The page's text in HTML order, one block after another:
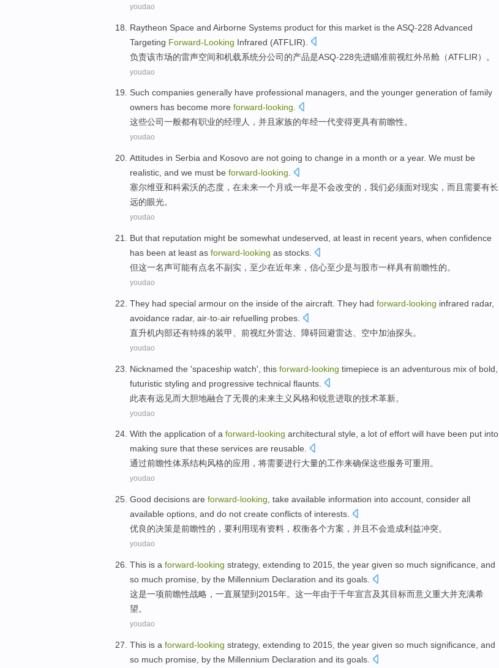
youdao
Raytheon Space and Airborne Systems product for this market is the ASQ-228 Advanced
Targeting Forward-Looking Infrared (ATFLIR).
负责该市场的雷声空间和机载系统分公司的产品是ASQ-228先进瞄准前视红外吊舱（ATFLIR）。
youdao
Such companies generally have professional managers, and the younger generation of family
owners has become more forward-looking.
这些公司一般都有职业的经理人 ， 并且 家族的年经一代变得更具有前瞻性。
youdao
Attitudes in Serbia and Kosovo are not going to change in a month or a year. We must be
realistic and we must be forward-looking
塞尔维亚和科索沃的态度 ， 在未来一个 月或一年是不会改变的， 我们必须面对现实 ， 而且 需要有长
远的眼光。
youdao
But that reputation might be somewhat undeserved , at least in recent years when confidence
has been at least as forward-looking as stocks
但这一名声可能有点名不副实 ， 至少在近年来， 信心至少是与股市一样具有前瞻性的。
youdao
They had special armour on the inside of the aircraft . They had forward-looking infrared radar,
avoidance radar, air-to-air refuelling probes
直升机内部还有特殊的装甲 前视红外雷达 障碍回避雷达、 空中加油探头。
youdao
Nicknamed the 'spaceship watch', this forward-looking timepiece is an adventurous mix of bold,
futuristic styling and progressive technical flaunts
此表有远见而大胆地融合了无畏的未来主义 风格和锐意进取的技术革新。
youdao
With the application of a forward-looking architectural style, a lot of effort will have been put into
making sure that these services are reusable.
通过前瞻性体系结构风格的应用 ， 将需要进行大量的工作来确保这些服务可重用。
youdao
Good decisions are forward-looking take available information into account, consider all
available options and do not create conflicts of interests
优良的决策是前瞻性的 ， 要利用现有资料 ， 权衡各个方案 ， 并且 不会造成利益冲突。
youdao
This is a forward-looking strategy, extending to 2015, the year given so much significance and
so much promise
by the Millennium Declaration and its goals
这是一项前瞻性战略 ， 一直展望到 2015年。这一年由于千年宣言及其目标而意义重大并充满希
望。
youdao
This is a forward-looking strategy, extending to 2015, the year given so much significance and
so much promise
by the Millennium Declaration and its goals